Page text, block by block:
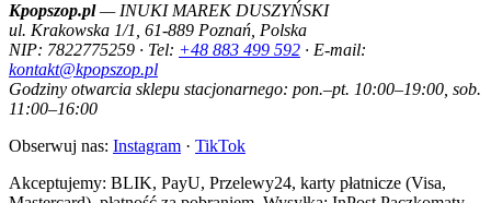
Kpopszop.pl— INUKI MAREK DUSZYŃSKI
ul. Krakowska 1/1, 61-889 Poznań, Polska
NIP: 7822775259 · Tel: +48 883 499 592 · E-mail:
kontakt@kpopszop.pl
Godziny otwarcia sklepu stacjonarnego: pon.–pt. 10:00–19:00, sob.
11:00–16:00
Obserwuj nas: Instagram · TikTok
Akceptujemy: BLIK, PayU, Przelewy24, karty płatnicze (Visa,